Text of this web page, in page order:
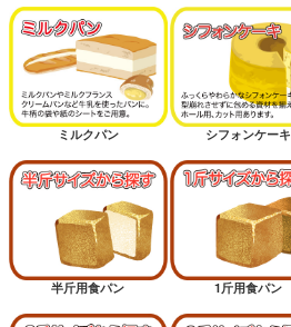
ミルクパン シフォンケーキ
半斤用食パン 1斤用食パン